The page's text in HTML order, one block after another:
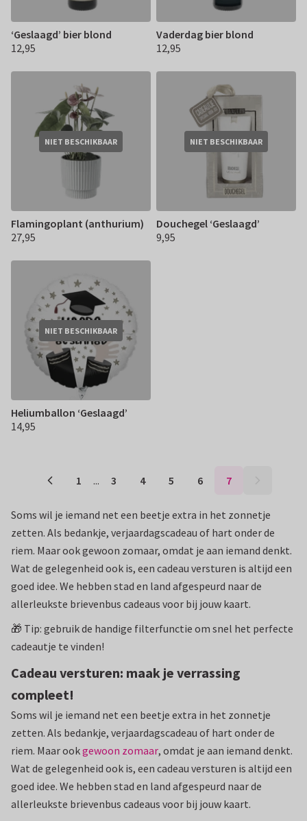
‘Geslaagd’ bier blond
€ 12,95
12,95
Vaderdag bier blond
€ 12,95
12,95
NIET BESCHIKBAAR
Flamingoplant (anthurium)
€ 27,95
27,95
NIET BESCHIKBAAR
Douchegel ‘Geslaagd’
€ 9,95
9,95
NIET BESCHIKBAAR
Heliumballon ‘Geslaagd’
€ 14,95
14,95
1 ... 3 4 5 6 7
Soms wil je iemand net een beetje extra in het zonnetje
zetten. Als bedankje, verjaardagscadeau of hart onder de
riem. Maar ook gewoon zomaar, omdat je aan iemand denkt.
Wat de gelegenheid ook is, een cadeau versturen is altijd een
goed idee. We hebben stad en land afgespeurd naar de
allerleukste brievenbus cadeaus voor bij jouw kaart.
🎁 Tip: gebruik de handige filterfunctie om snel het perfecte
cadeautje te vinden!
Cadeau versturen: maak je verrassing
compleet!
Soms wil je iemand net een beetje extra in het zonnetje
zetten. Als bedankje, verjaardagscadeau of hart onder de
riem. Maar ookgewoon zomaar, omdat je aan iemand denkt.
Wat de gelegenheid ook is, een cadeau versturen is altijd een
goed idee. We hebben stad en land afgespeurd naar de
allerleukste brievenbus cadeaus voor bij jouw kaart.